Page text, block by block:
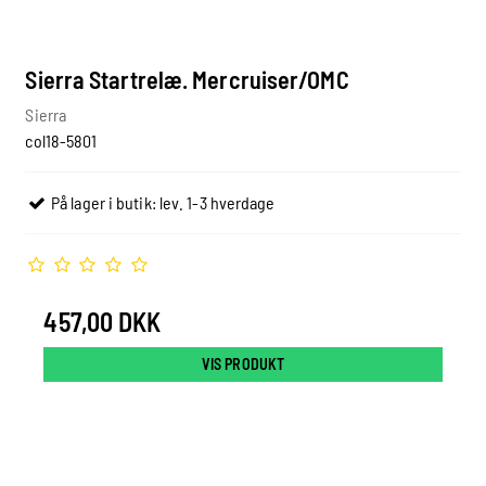
Sierra Startrelæ. Mercruiser/OMC
Sierra
col18-5801
På lager i butik: lev. 1-3 hverdage
457,00 DKK
VIS PRODUKT